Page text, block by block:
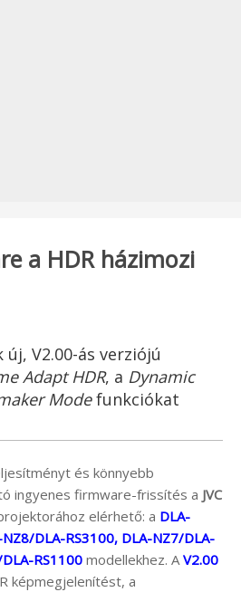
a HDR házimozi
új, V2.00-ás verziójú
Adapt HDR, a Dynamic
Modefunkciókat
és könnyebb
ingyenes firmware-frissítés a JVC
elérhető: a DLA-
DLA-RS3100, DLA-NZ7/DLA-
RS1100 modellekhez. A V2.00
képmegjelenítést, a